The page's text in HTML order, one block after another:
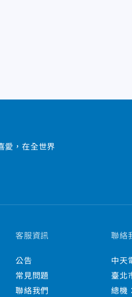
愛，在全世界
客服資訊
公告
常見問題
聯絡我們
聯絡
中天
臺北
總機